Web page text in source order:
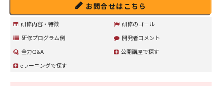
お問合せはこちら
研修内容・特徴
研修のゴール
研修プログラム例
開発者コメント
全力Q&A
公開講座で探す
eラーニングで探す